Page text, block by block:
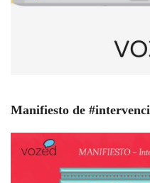
Manifiesto de